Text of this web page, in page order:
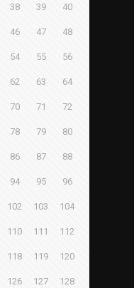
38 39 40
46 47 48
54 55 56
62 63 64
70 71 72
78 79 80
86 87 88
94 95 96
102 103 104
110 111 112
118 119 120
126 127 128